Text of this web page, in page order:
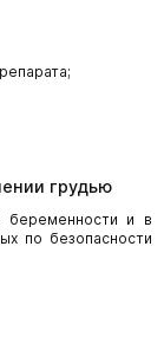
грудью
беременности и в
по безопасности